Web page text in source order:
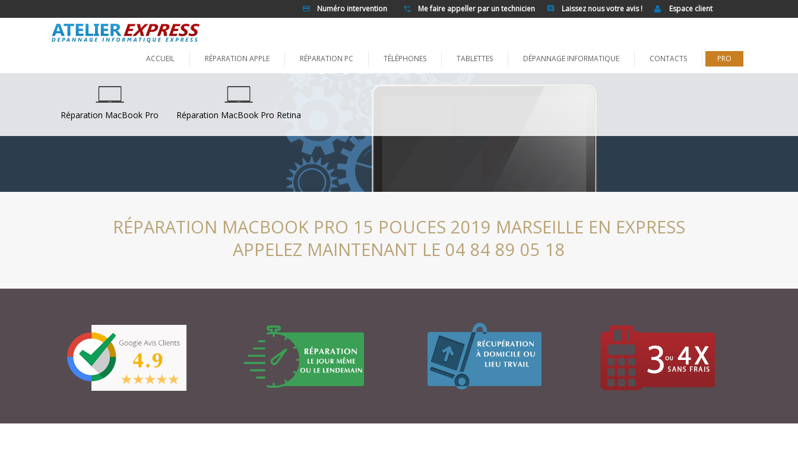
Espace client
Laissez nous votre avis !
Me faire appeller par un technicien
Numéro intervention
ACCUEIL RÉPARATION APPLE RÉPARATION PC TÉLÉPHONES TABLETTES DÉPANNAGE INFORMATIQUE CONTACTS PRO
Réparation MacBook Pro Réparation MacBook Pro Retina
RÉPARATION MACBOOK PRO 15 POUCES 2019 MARSEILLE EN EXPRESS
APPELEZ MAINTENANT LE 04 84 89 05 18